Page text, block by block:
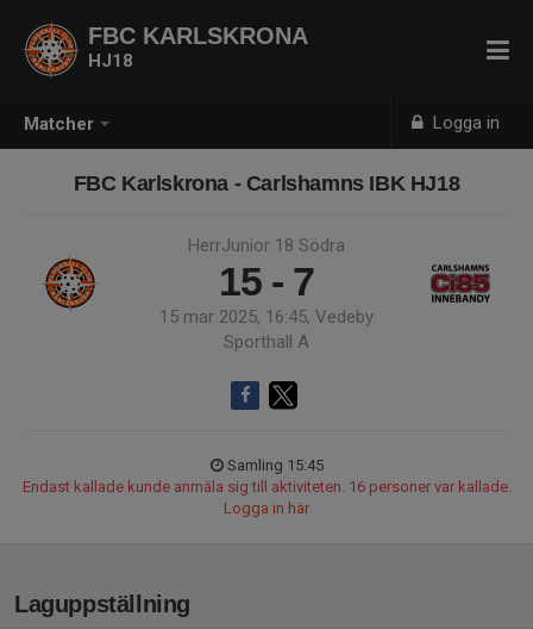
Matcher Logga in
FBC KARLSKRONA
HJ18
FBC Karlskrona - Carlshamns IBK HJ18
HerrJunior 18 Södra
15 - 7
15 mar 2025, 16:45, Vedeby
Sporthall A
Samling 15:45
Endast kallade kunde anmäla sig till aktiviteten. 16 personer var kallade.
Logga in här
Laguppställning